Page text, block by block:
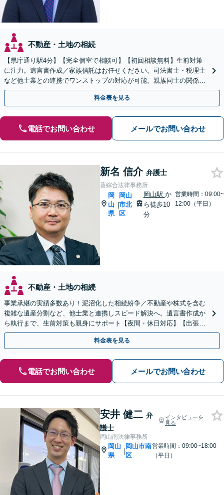
不動産・土地の相続
【県庁通り駅4分】【完全個室で相談可】【初回相談無料】生前対策
に注力。遺言書作成／家族信託はお任せください。司法書士・税理士
など他士業との連携でワンストップの対応が可能。親族同士の関係を
守るためにも、お早めにご相談を。【夜間・休日相談可能】
料金表を見る
電話でお問い合わせ メールでお問い合わせ
新名 信介 弁護士
葵綜合法律事務所
岡
山
県
|
岡山
市北
区
岡山駅 か
ら徒歩10
分
営業時間：09:00~
12:00（平日）
不動産・土地の相続
事業承継の実績多数あり！泥沼化した相続紛争／不動産や株式を含む
複雑な遺産分割など、他士業と連携しスピード解決へ。遺言書作成か
ら執行まで、生前対策も親身にサポート【夜間・休日対応】【出張サ
ポート】【岡山駅10分】
料金表を見る
電話でお問い合わせ メールでお問い合わせ
安井 健二 弁
護士
インタビューを
見る
岡山南法律事務所
岡山
県
|
岡山市南
区
営業時間：09:00~18:00
（平日）